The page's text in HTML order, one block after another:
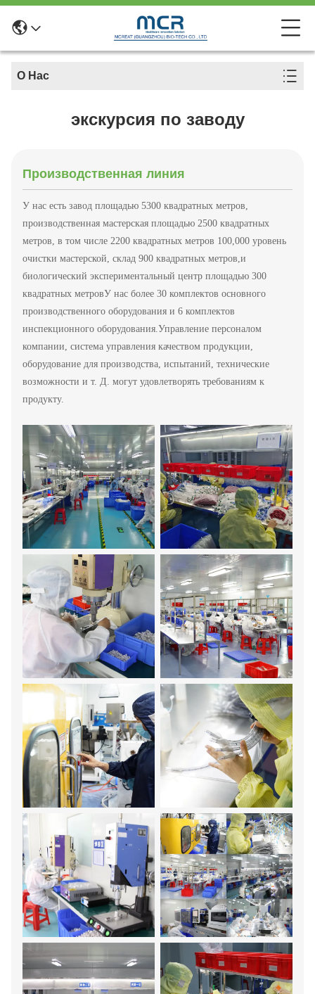
О Нас
экскурсия по заводу
Производственная линия
У нас есть завод площадью 5300 квадратных метров,
производственная мастерская площадью 2500 квадратных
метров, в том числе 2200 квадратных метров 100,000 уровень
очистки мастерской, склад 900 квадратных метров,и
биологический экспериментальный центр площадью 300
квадратных метровУ нас более 30 комплектов основного
производственного оборудования и 6 комплектов
инспекционного оборудования.Управление персоналом
компании, система управления качеством продукции,
оборудование для производства, испытаний, технические
возможности и т. Д. могут удовлетворять требованиям к
продукту.